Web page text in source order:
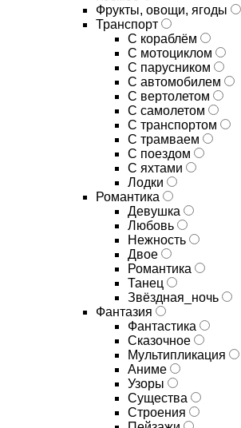
Фрукты, овощи, ягоды
Транспорт
С кораблём
С мотоциклом
С парусником
С автомобилем
С вертолетом
С самолетом
С транспортом
С трамваем
С поездом
С яхтами
Лодки
Романтика
Девушка
Любовь
Нежность
Двое
Романтика
Танец
Звёздная_ночь
Фантазия
Фантастика
Сказочное
Мультипликация
Аниме
Узоры
Существа
Строения